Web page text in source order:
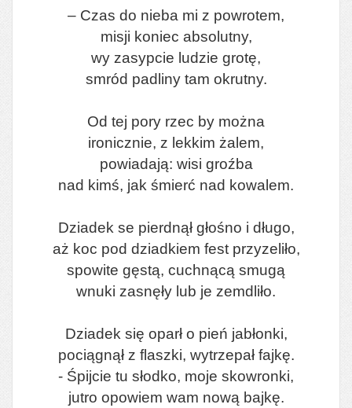
– Czas do nieba mi z powrotem,
misji koniec absolutny,
wy zasypcie ludzie grotę,
smród padliny tam okrutny.
Od tej pory rzec by można
ironicznie, z lekkim żalem,
powiadają: wisi groźba
nad kimś, jak śmierć nad kowalem.
Dziadek se pierdnął głośno i długo,
aż koc pod dziadkiem fest przyzeliło,
spowite gęstą, cuchnącą smugą
wnuki zasnęły lub je zemdliło.
Dziadek się oparł o pień jabłonki,
pociągnął z flaszki, wytrzepał fajkę.
- Śpijcie tu słodko, moje skowronki,
jutro opowiem wam nową bajkę.